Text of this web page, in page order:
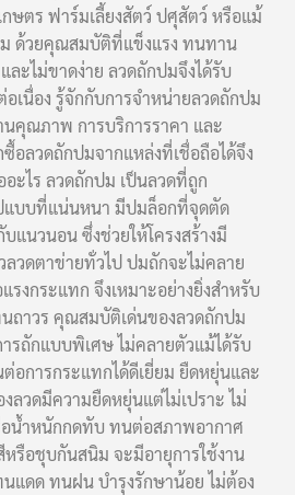
ษตร ฟาร์มเลี้ยงสัตว์ ปศุสัตว์ หรือแม้
ด้วยคุณสมบัติที่แข็งแรง ทนทาน
ละไม่ขาดง่าย ลวดถักปมจึงได้รับ
เนื่อง รู้จักกับการจำหน่ายลวดถักปม
คุณภาพ การบริการราคา และ
ซื้อลวดถักปมจากแหล่งที่เชื่อถือได้จึง
ะไร ลวดถักปม เป็นลวดที่ถูก
แบบที่แน่นหนา มีปมล็อกที่จุดตัด
แนวนอน ซึ่งช่วยให้โครงสร้างมี
ลวดตาข่ายทั่วไป ปมถักจะไม่คลาย
รงกระแทก จึงเหมาะอย่างยิ่งสำหรับ
ถาวร คุณสมบัติเด่นของลวดถักปม
รถักแบบพิเศษ ไม่คลายตัวแม้ได้รับ
อการกระแทกได้ดีเยี่ยม ยืดหยุ่นและ
งลวดมีความยืดหยุ่นแต่ไม่เปราะ ไม่
อน้ำหนักกดทับ ทนต่อสภาพอากาศ
รือชุบกันสนิม จะมีอายุการใช้งาน
แดด ทนฝน บำรุงรักษาน้อย ไม่ต้อง